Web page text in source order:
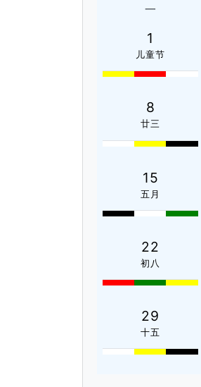
一
1
儿童节
8
廿三
15
五月
22
初八
29
十五